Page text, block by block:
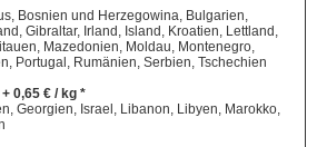
Bosnien und Herzegowina, Bulgarien,
Gibraltar, Irland, Island, Kroatien, Lettland,
Mazedonien, Moldau, Montenegro,
Portugal, Rumänien, Serbien, Tschechien
0,65 € / kg *
Georgien, Israel, Libanon, Libyen, Marokko,